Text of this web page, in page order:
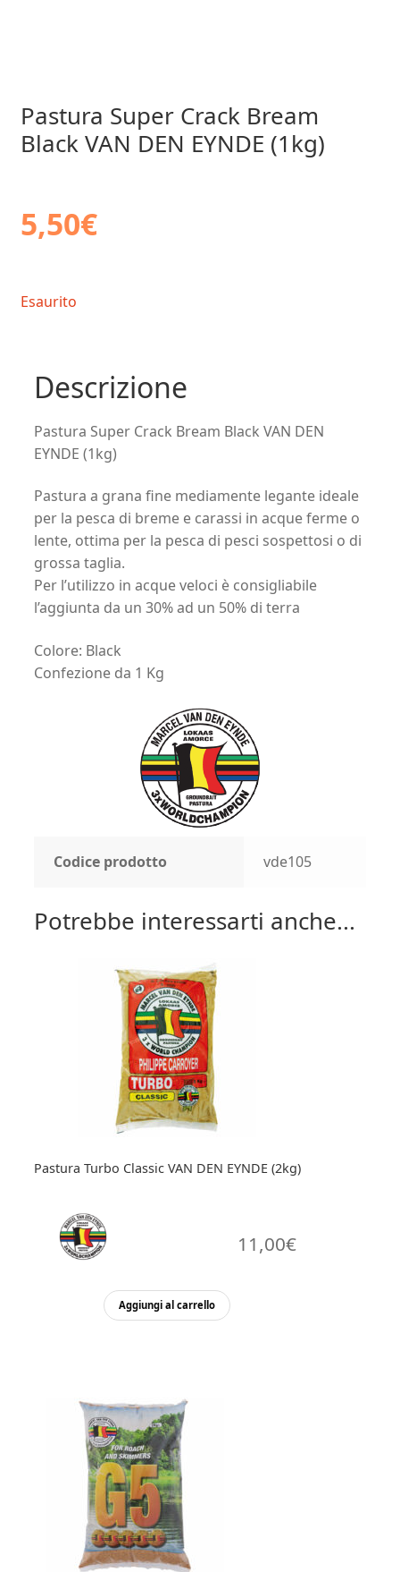
Pastura Super Crack Bream
Black VAN DEN EYNDE (1kg)
5,50€
Esaurito
Descrizione
Pastura Super Crack Bream Black VAN DEN
EYNDE (1kg)
Pastura a grana fine mediamente legante ideale
per la pesca di breme e carassi in acque ferme o
lente, ottima per la pesca di pesci sospettosi o di
grossa taglia.
Per l’utilizzo in acque veloci è consigliabile
l’aggiunta da un 30% ad un 50% di terra
Colore: Black
Confezione da 1 Kg
Codice prodotto vde105
Potrebbe interessarti anche...
Pastura Turbo Classic VAN DEN EYNDE (2kg)
11,00€
Aggiungi al carrello